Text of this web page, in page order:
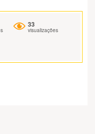
33
visualizações